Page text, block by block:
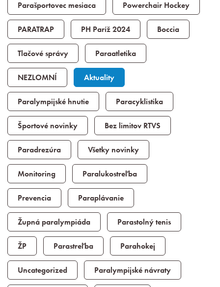
Parašportovec mesiaca Powerchair Hockey
PARATRAP PH Paríž 2024 Boccia
Tlačové správy Paraatletika
NEZLOMNÍ Aktuality
Paralympijské hnutie Paracyklistika
Športové novinky Bez limitov RTVS
Paradrezúra Všetky novinky
Monitoring Paralukostreľba
Prevencia Paraplávanie
Župná paralympiáda Parastolný tenis
ŽP Parastreľba Parahokej
Uncategorized Paralympijské návraty